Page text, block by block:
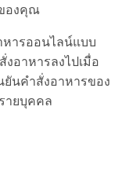
องคุณ
หารออนไลน์แบบ
อาหารลงไปเมื่อ
ยันคำสั่งอาหารของ
ายบุคคล